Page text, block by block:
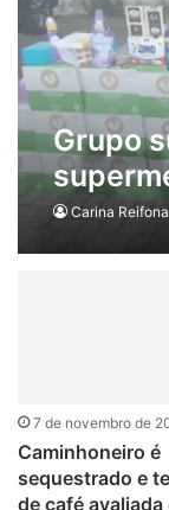
Grupo
carga
Jundiaí
Carina
7 de novembro de
Caminhoneiro é
sequestrado e
de café avaliada